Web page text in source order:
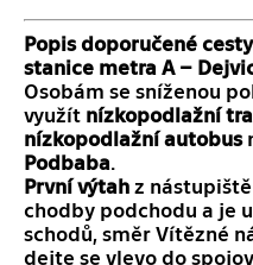
Popis doporučené
stanice metra A –
Osobám se sníženou
využít nízkopodlažní
nízkopodlažní autobus
Podbaba.
První výtah z
chodby podchodu a je
schodů, směr Vítězné
dejte se vlevo do